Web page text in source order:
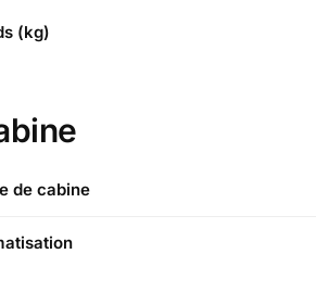
(kg)
de cabine